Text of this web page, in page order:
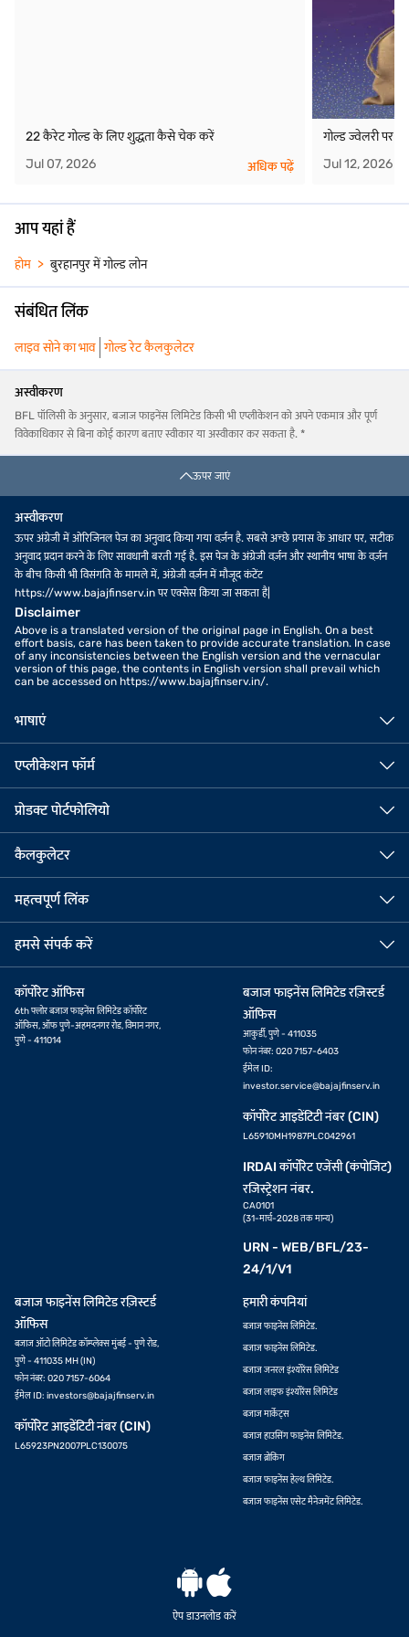
22 कैरेट गोल्ड के लिए शुद्धता कैसे चेक करें
Jul 07, 2026
अधिक पढ़ें
गोल्ड ज्वेलरी पर
Jul 12, 2026
आप यहां हैं
होम बुरहानपुर में गोल्ड लोन
संबंधित लिंक
लाइव सोने का भाव गोल्ड रेट कैलकुलेटर
अस्वीकरण
BFL पॉलिसी के अनुसार, बजाज फाइनेंस लिमिटेड किसी भी एप्लीकेशन को अपने एकमात्र और पूर्ण
विवेकाधिकार से बिना कोई कारण बताए स्वीकार या अस्वीकार कर सकता है. *
ऊपर जाएं
अस्वीकरण
ऊपर अंग्रेजी में ओरिजिनल पेज का अनुवाद किया गया वर्ज़न है. सबसे अच्छे प्रयास के आधार पर, सटीक
अनुवाद प्रदान करने के लिए सावधानी बरती गई है. इस पेज के अंग्रेजी वर्ज़न और स्थानीय भाषा के वर्ज़न
के बीच किसी भी विसंगति के मामले में, अंग्रेजी वर्ज़न में मौजूद कंटेंट
https://www.bajajfinserv.in पर एक्सेस किया जा सकता है|
Disclaimer
Above is a translated version of the original page in English. On a best
effort basis, care has been taken to provide accurate translation. In case
of any inconsistencies between the English version and the vernacular
version of this page, the contents in English version shall prevail which
can be accessed on https://www.bajajfinserv.in/.
भाषाएं
एप्लीकेशन फॉर्म
प्रोडक्ट पोर्टफोलियो
कैलकुलेटर
महत्वपूर्ण लिंक
हमसे संपर्क करें
कॉर्पोरेट ऑफिस
6th फ्लोर बजाज फाइनेंस लिमिटेड कॉर्पोरेट
ऑफिस, ऑफ पुणे-अहमदनगर रोड, विमान नगर,
पुणे - 411014
बजाज फाइनेंस लिमिटेड रज़िस्टर्ड
ऑफिस
आकुर्डी, पुणे - 411035
फोन नंबर: 020 7157-6403
ईमेल ID:
investor.service@bajajfinserv.in
कॉर्पोरेट आइडेंटिटी नंबर (CIN)
L65910MH1987PLC042961
IRDAI कॉर्पोरेट एजेंसी (कंपोजिट)
रजिस्ट्रेशन नंबर.
CA0101
(31-मार्च-2028 तक मान्य)
URN - WEB/BFL/23-
24/1/V1
बजाज फाइनेंस लिमिटेड रज़िस्टर्ड
ऑफिस
बजाज ऑटो लिमिटेड कॉम्प्लेक्स मुंबई - पुणे रोड,
पुणे - 411035 MH (IN)
फोन नंबर: 020 7157-6064
ईमेल ID: investors@bajajfinserv.in
कॉर्पोरेट आइडेंटिटी नंबर (CIN)
L65923PN2007PLC130075
हमारी कंपनियां
बजाज फाइनेंस लिमिटेड.
बजाज फाइनेंस लिमिटेड.
बजाज जनरल इंश्योरेंस लिमिटेड
बजाज लाइफ इंश्योरेंस लिमिटेड
बजाज मार्केट्स
बजाज हाउसिंग फाइनेंस लिमिटेड.
बजाज ब्रोकिंग
बजाज फाइनेंस हेल्थ लिमिटेड.
बजाज फाइनेंस एसेट मैनेजमेंट लिमिटेड.
ऐप डाउनलोड करें